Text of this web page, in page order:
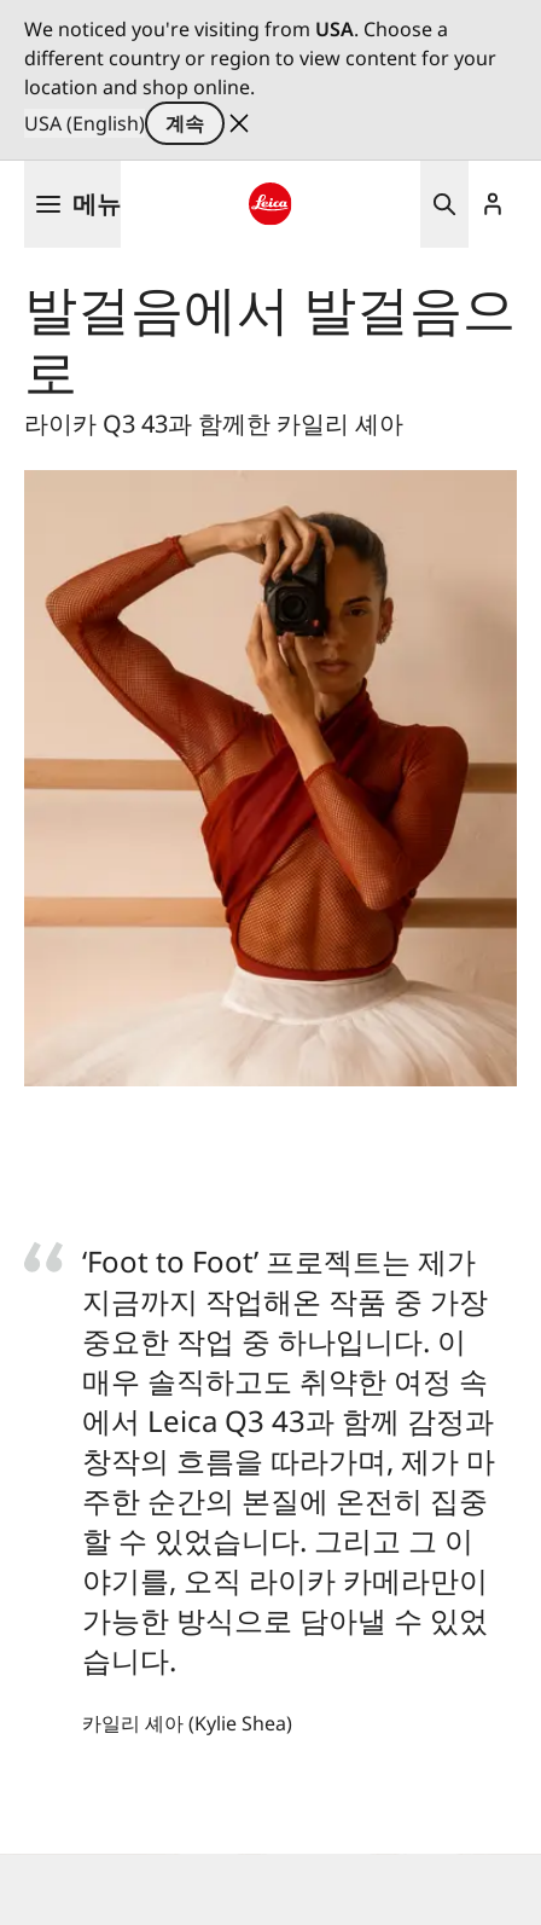
We noticed you're visiting from USA. Choose a
different country or region to view content for your
location and shop online.
USA (English)
계속
메뉴
발걸음에서 발걸음으
로
라이카 Q3 43과 함께한 카일리 셰아
‘Foot to Foot’ 프로젝트는 제가
지금까지 작업해온 작품 중 가장
중요한 작업 중 하나입니다. 이
매우 솔직하고도 취약한 여정 속
에서 Leica Q3 43과 함께 감정과
창작의 흐름을 따라가며, 제가 마
주한 순간의 본질에 온전히 집중
할 수 있었습니다. 그리고 그 이
야기를, 오직 라이카 카메라만이
가능한 방식으로 담아낼 수 있었
습니다.
카일리 셰아 (Kylie Shea)